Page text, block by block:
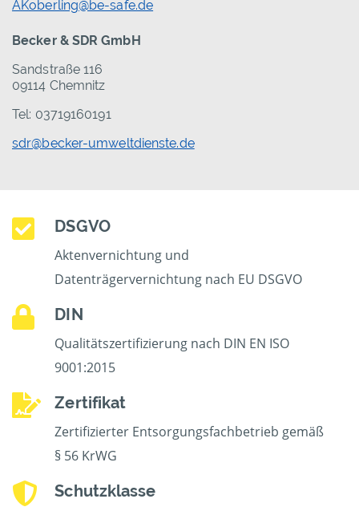
AKoberling@be-safe.de
Becker & SDR GmbH
Sandstraße 116
09114 Chemnitz
Tel: 03719160191
sdr@becker-umweltdienste.de
DSGVO
Aktenvernichtung und
Datenträgervernichtung nach EU DSGVO
DIN
Qualitätszertifizierung nach DIN EN ISO
9001:2015
Zertifikat
Zertifizierter Entsorgungsfachbetrieb gemäß
§ 56 KrWG
Schutzklasse